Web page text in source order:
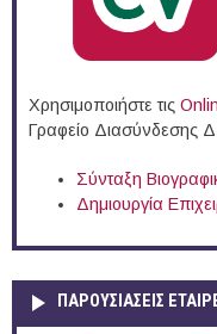
Χρησιμοποιήστε τις
Γραφείο Διασύνδεσης
Σύνταξη
Δημιουργία
ΠΑΡΟΥΣΙΆΣΕΙΣ